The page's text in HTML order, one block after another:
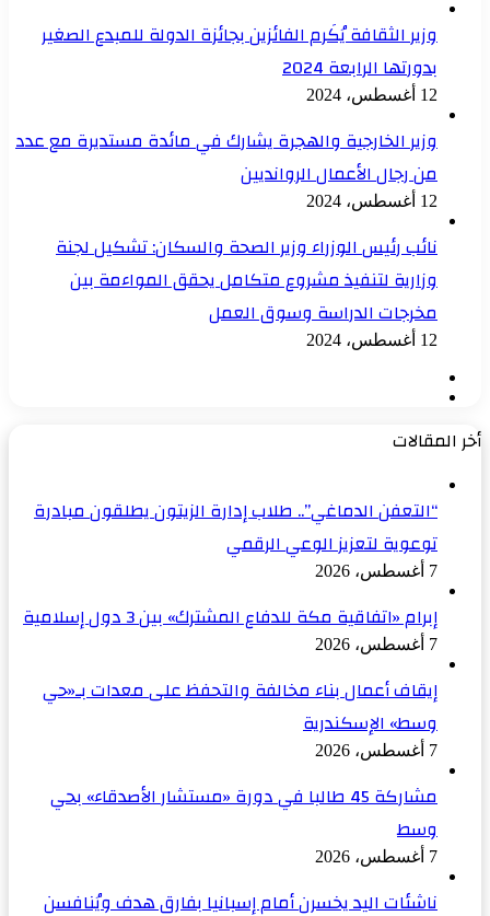
وزير الثقافة يُكَرم الفائزين بجائزة الدولة للمبدع الصغير
بدورتها الرابعة 2024
12 أغسطس، 2024
وزير الخارجية والهجرة يشارك في مائدة مستديرة مع عدد
من رجال الأعمال الروانديين
12 أغسطس، 2024
نائب رئيس الوزراء وزير الصحة والسكان: تشكيل لجنة
وزارية لتنفيذ مشروع متكامل يحقق المواءمة بين
مخرجات الدراسة وسوق العمل
12 أغسطس، 2024
أخر المقالات
“التعفن الدماغي”.. طلاب إدارة الزيتون يطلقون مبادرة
توعوية لتعزيز الوعي الرقمي
7 أغسطس، 2026
إبرام «اتفاقية مكة للدفاع المشترك» بين 3 دول إسلامية
7 أغسطس، 2026
إيقاف أعمال بناء مخالفة والتحفظ على معدات بـ«حي
وسط» الإسكندرية
7 أغسطس، 2026
مشاركة 45 طالبا في دورة «مستشار الأصدقاء» بحي
وسط
7 أغسطس، 2026
ناشئات اليد يخسرن أمام إسبانيا بفارق هدف ويُنافسن